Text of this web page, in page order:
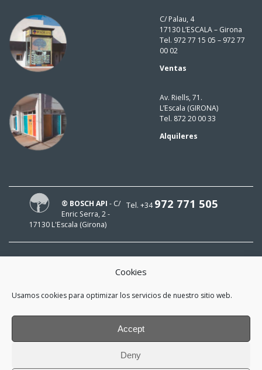
Cookies
Usamos cookies para optimizar los servicios de nuestro sitio web.
Accept
Deny
C/ Palau, 4
17130 L’ESCALA – Girona
Tel. 972 77 15 05 – 972 77
00 02
Ventas
Av. Riells, 71.
L’Escala (GIRONA)
Tel. 872 20 00 33
Alquileres
Tel. +34972 771 505
® BOSCH API - C/
Enric Serra, 2 -
17130 L'Escala (Girona)
¡Mi e-mail es
y me interesa estar al día!
*He leído y acepto lapolítica de